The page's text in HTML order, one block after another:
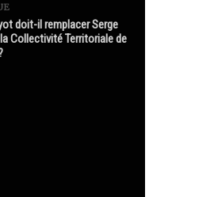
doit-il remplacer Serge
Collectivité Territoriale de